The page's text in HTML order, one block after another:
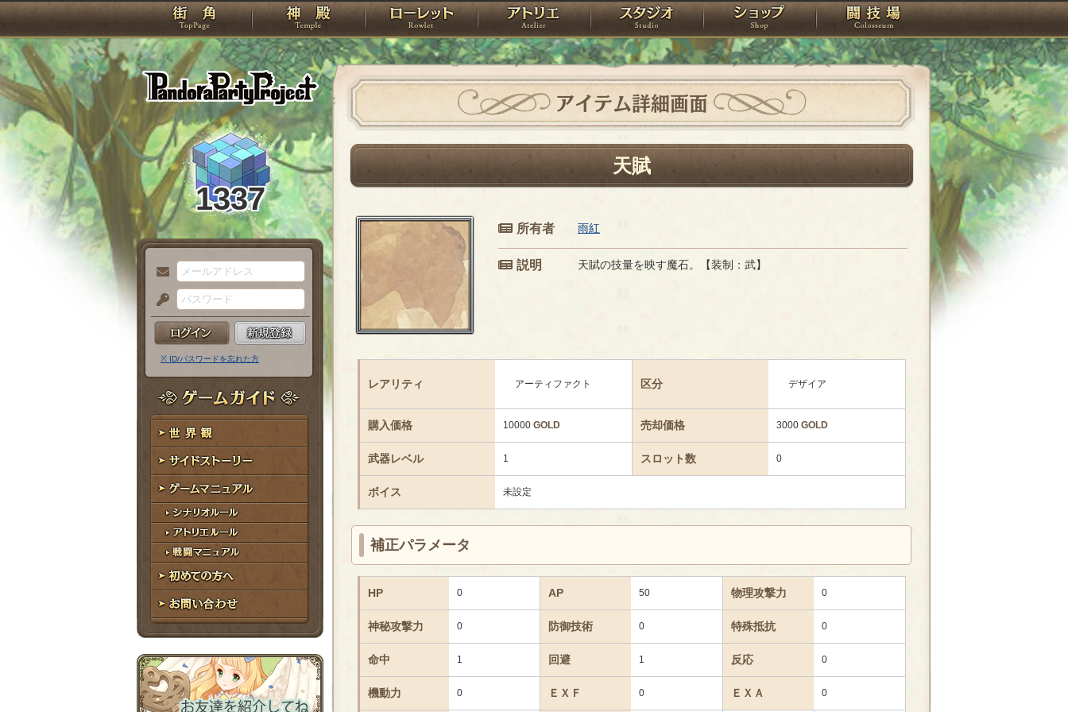
PandoraPartyProject
TOP 神殿 ローレット アトリエ スタジオ ショップ 闘技場
1337
メ
ー
ル
ア
ド
レ
ス
パ
ス
ー
ド
※ ID/パスワードを忘れた方
ゲームガイド
世界観
サイドストーリー
ゲームマニュアル
シナリオルール
アトリエルール
戦闘マニュアル
初めての方へ
お問い合わせ
アイテム詳細画面
天賦
所有者 雨紅
説明 天賦の技量を映す魔石。【装制：武】
レアリティ アーティファクト 区分 デザイア
購入価格 10000 GOLD 売却価格 3000 GOLD
武器レベル 1 スロット数 0
ボイス 未設定
補正パラメータ
HP 0 AP 50 物理攻撃力 0
神秘攻撃力 0 防御技術 0 特殊抵抗 0
命中 1 回避 1 反応 0
機動力 0 ＥＸＦ 0 ＥＸＡ 0